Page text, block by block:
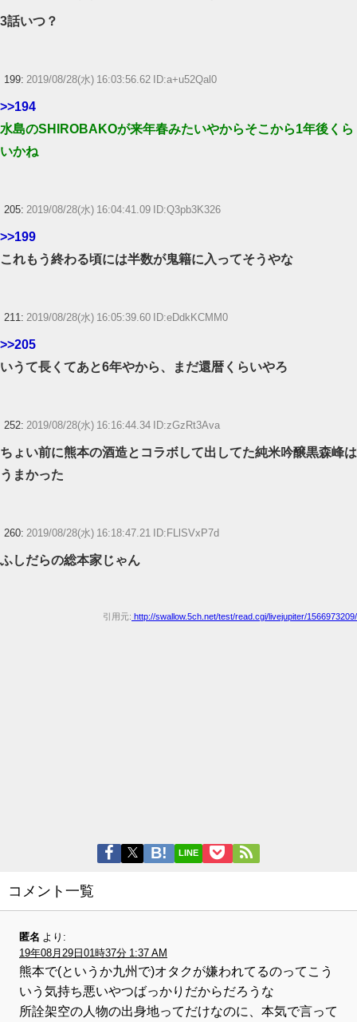
3話いつ？
199: 2019/08/28(水) 16:03:56.62 ID:a+u52Qal0
>>194
水島のSHIROBAKOが来年春みたいやからそこから1年後くら
いかね
205: 2019/08/28(水) 16:04:41.09 ID:Q3pb3K326
>>199
これもう終わる頃には半数が鬼籍に入ってそうやな
211: 2019/08/28(水) 16:05:39.60 ID:eDdkKCMM0
>>205
いうて長くてあと6年やから、まだ還暦くらいやろ
252: 2019/08/28(水) 16:16:44.34 ID:zGzRt3Ava
ちょい前に熊本の酒造とコラボして出してた純米吟醸黒森峰は
うまかった
260: 2019/08/28(水) 16:18:47.21 ID:FLlSVxP7d
ふしだらの総本家じゃん
引用元: http://swallow.5ch.net/test/read.cgi/livejupiter/1566973209/
LINE
コメント一覧
匿名
より:
19年08月29日01時37分 1:37 AM
熊本で(というか九州で)オタクが嫌われてるのってこう
いう気持ち悪いやつばっかりだからだろうな
所詮架空の人物の出身地ってだけなのに、本気で言って